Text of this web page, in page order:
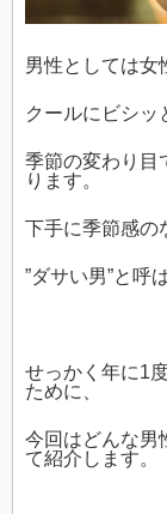
男性としては女
クールにビシッ
季節の変わり目
ります。
下手に季節感の
”ダサい男”と呼
せっかく年に1
ために、
今回はどんな男
て紹介します。